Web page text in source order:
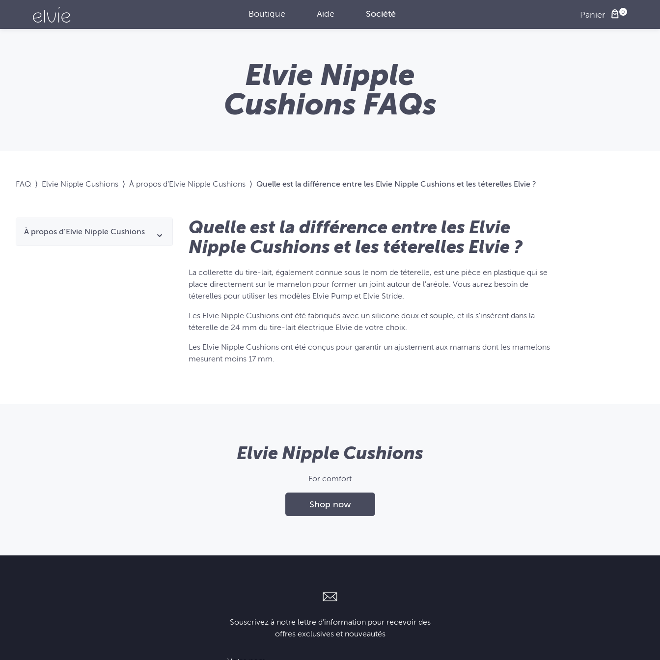
Boutique Aide Société Panier
Elvie Nipple
Cushions FAQs
FAQ ⟩ Elvie Nipple Cushions ⟩ À propos d’Elvie Nipple Cushions ⟩ Quelle est la différence entre les Elvie Nipple Cushions et les téterelles Elvie ?
À propos d’Elvie Nipple Cushions
Quelle est la différence entre les Elvie
Nipple Cushions et les téterelles Elvie ?
La collerette du tire-lait, également connue sous le nom de téterelle, est une pièce en plastique qui se
place directement sur le mamelon pour former un joint autour de l'aréole. Vous aurez besoin de
téterelles pour utiliser les modèles Elvie Pump et Elvie Stride.
Les Elvie Nipple Cushions ont été fabriqués avec un silicone doux et souple, et ils s'insèrent dans la
téterelle de 24 mm du tire-lait électrique Elvie de votre choix.
Les Elvie Nipple Cushions ont été conçus pour garantir un ajustement aux mamans dont les mamelons
mesurent moins 17 mm.
Elvie Nipple Cushions
For comfort
Shop now
Souscrivez à notre lettre d’information pour recevoir des
offres exclusives et nouveautés